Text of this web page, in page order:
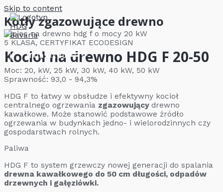
Skip to content
MAIN MENU
Kotły zgazowujące drewno
5 KLASA, CERTYFIKAT ECODESIGN
Kocioł na drewno HDG F 20-50
Moc: 20, kW, 25 kW, 30 kW, 40 kW, 50 kW
Sprawność: 93,0 - 94,3%
HDG F to łatwy w obsłudze i efektywny kocioł
centralnego ogrzewania zgazowujący drewno
kawałkowe. Może stanowić podstawowe źródło
ogrzewania w budynkach jedno- i wielorodzinnych czy
gospodarstwach rolnych.
Paliwa
HDG F to system grzewczy nowej generacji do spalania
drewna kawałkowego do 50 cm długości, odpadów
drzewnych i gałęziówki.